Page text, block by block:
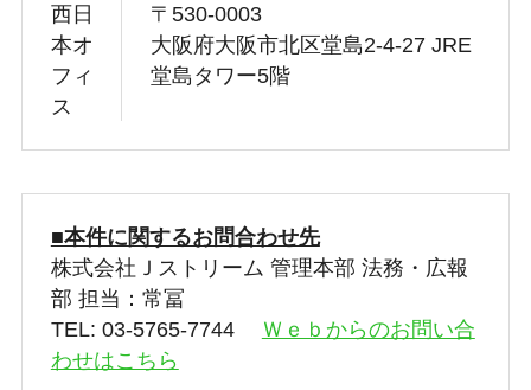
西日
本オ
フィ
ス
〒530-0003
大阪府大阪市北区堂島2-4-27 JRE
堂島タワー5階
■本件に関するお問合わせ先
株式会社Ｊストリーム 管理本部 法務・広報
部 担当：常冨
TEL: 03-5765-7744
Ｗｅｂからのお問い合
わせはこちら